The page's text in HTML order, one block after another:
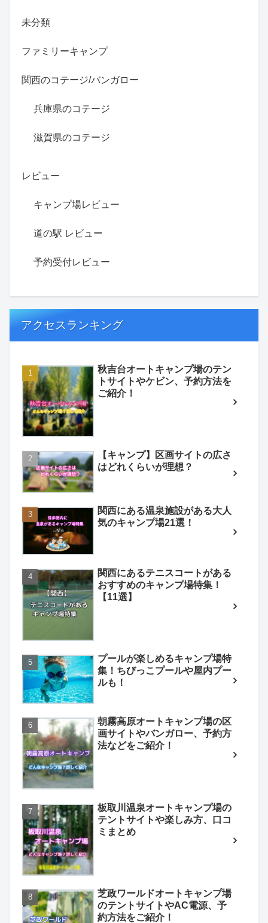
未分類
ファミリーキャンプ
関西のコテージ/バンガロー
兵庫県のコテージ
滋賀県のコテージ
レビュー
キャンプ場レビュー
道の駅 レビュー
予約受付レビュー
アクセスランキング
秋吉台オートキャンプ場のテン
トサイトやケビン、予約方法を
ご紹介！
【キャンプ】区画サイトの広さ
はどれくらいが理想？
関西にある温泉施設がある大人
気のキャンプ場21選！
関西にあるテニスコートがある
おすすめのキャンプ場特集！
【11選】
プールが楽しめるキャンプ場特
集！ちびっこプールや屋内プー
ルも！
朝霧高原オートキャンプ場の区
画サイトやバンガロー、予約方
法などをご紹介！
板取川温泉オートキャンプ場の
テントサイトや楽しみ方、口コ
ミまとめ
芝政ワールドオートキャンプ場
のテントサイトやAC電源、予
約方法をご紹介！